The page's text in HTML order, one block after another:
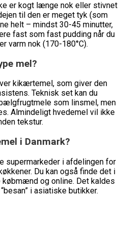
er kogt længe nok eller stivnet
til den er meget tyk (som
helt – mindst 30-45 minutter,
fast som fast pudding når du
varm nok (170-180°C).
mel?
kikærtemel, som giver den
Teknisk set kan du
som linsmel, men
Almindeligt hvedemel vil ikke
tekstur.
i Danmark?
supermarkeder i afdelingen for
Du kan også finde det i
og online. Det kaldes
i asiatiske butikker.